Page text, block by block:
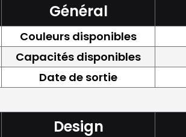
Général
Couleurs disponibles
Capacités disponibles
Date de sortie
Design